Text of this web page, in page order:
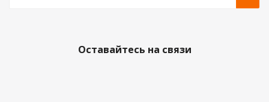
Оставайтесь на связи